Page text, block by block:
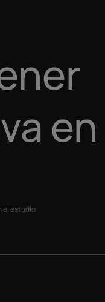
en
el estudio